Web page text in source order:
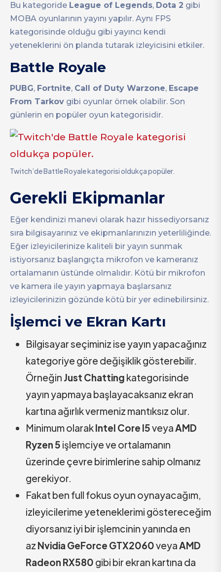
Bu kategoride League of Legends, Dota 2 gibi
MOBA oyunlarının yayını yapılır. Aynı FPS
kategorisinde olduğu gibi yayıncı kendi
yeteneklerini ön planda tutarak izleyicisini etkiler.
Battle Royale
PUBG, Fortnite, Call of Duty Warzone, Escape
From Tarkov gibi oyunlar örnek olabilir. Son
günlerin en popüler oyun kategorisidir.
Twitch’de Battle Royale kategorisi oldukça popüler.
Gerekli Ekipmanlar
Eğer kendinizi manevi olarak hazır hissediyorsanız
sıra bilgisayarınız ve ekipmanlarınızın yeterliliğinde.
Eğer izleyicilerinize kaliteli bir yayın sunmak
istiyorsanız başlangıçta mikrofon ve kameranız
ortalamanın üstünde olmalıdır. Kötü bir mikrofon
ve kamera ile yayın yapmaya başlarsanız
izleyicilerinizin gözünde kötü bir yer edinebilirsiniz.
İşlemci ve Ekran Kartı
Bilgisayar seçiminiz ise yayın yapacağınız
kategoriye göre değişiklik gösterebilir.
Örneğin Just Chatting kategorisinde
yayın yapmaya başlayacaksanız ekran
kartına ağırlık vermeniz mantıksız olur.
Minimum olarakIntel Core I5veyaAMD
Ryzen 5 işlemciye ve ortalamanın
üzerinde çevre birimlerine sahip olmanız
gerekiyor.
Fakat ben full fokus oyun oynayacağım,
izleyicilerime yeteneklerimi göstereceğim
diyorsanız iyi bir işlemcinin yanında en
az Nvidia GeForce GTX2060veyaAMD
Radeon RX580 gibi bir ekran kartına da